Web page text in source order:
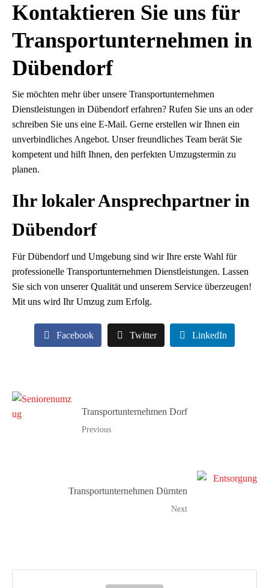
Kontaktieren Sie uns für
Transportunternehmen in
Dübendorf
Sie möchten mehr über unsere Transportunternehmen
Dienstleistungen in Dübendorf erfahren? Rufen Sie uns an oder
schreiben Sie uns eine E-Mail. Gerne erstellen wir Ihnen ein
unverbindliches Angebot. Unser freundliches Team berät Sie
kompetent und hilft Ihnen, den perfekten Umzugstermin zu
planen.
Ihr lokaler Ansprechpartner in
Dübendorf
Für Dübendorf und Umgebung sind wir Ihre erste Wahl für
professionelle Transportunternehmen Dienstleistungen. Lassen
Sie sich von unserer Qualität und unserem Service überzeugen!
Mit uns wird Ihr Umzug zum Erfolg.
Facebook Twitter LinkedIn
Transportunternehmen Dorf
Previous
Transportunternehmen Dürnten
Next